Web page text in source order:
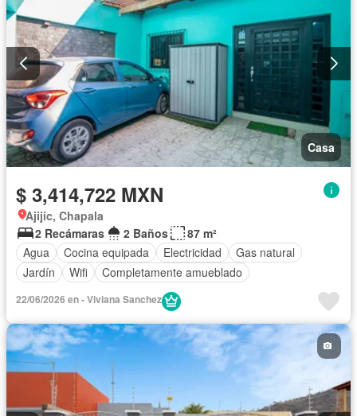
Casa
$ 3,414,722 MXN
Ajijic, Chapala
2 Recámaras
2 Baños
87 m²
Agua
Cocina equipada Electricidad
Gas natural
Jardín
Wifi Completamente amueblado
22/06/2026 en - Viviana Sanchez